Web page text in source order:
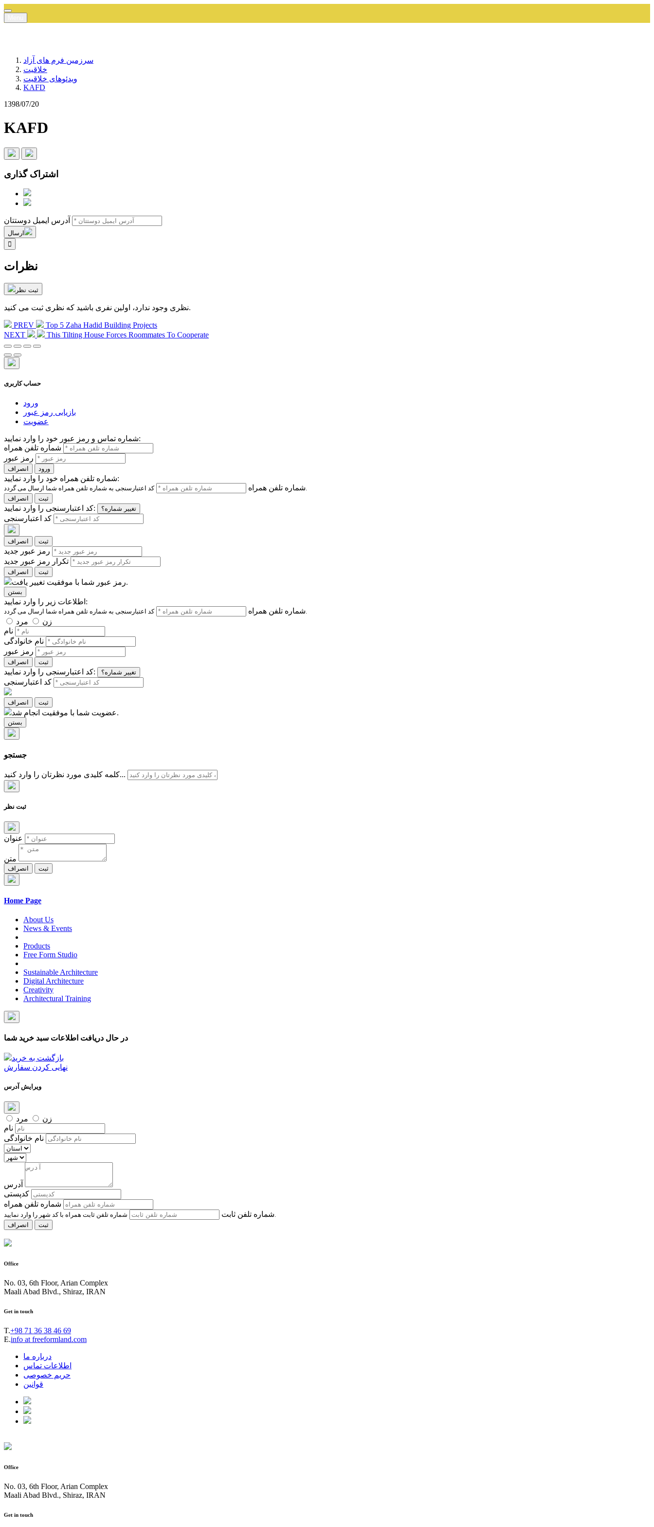
سرزمین فرم های آزاد
خلاقیت
ویدئوهای خلاقیت
KAFD
1398/07/20
KAFD
اشتراک گذاری
آدرس ایمیل دوستتان
ارسال

نظرات
ثبت نظر
نظری وجود ندارد، اولین نفری باشید که نظری ثبت می کنید.
PREV
Top 5 Zaha Hadid Building Projects
NEXT
This Tilting House Forces Roommates To Cooperate
حساب کاربری
ورود
بازیابی رمز عبور
عضویت
شماره تماس و رمز عبور خود را وارد نمایید:
شماره تلفن همراه
رمز عبور
انصراف ورود
شماره تلفن همراه خود را وارد نمایید:
شماره تلفن همراهکد اعتبارسنجی به شماره تلفن همراه شما ارسال می گردد.
انصراف
ثبت
کد اعتبارسنجی را وارد نمایید: تغییر شماره؟
کد اعتبارسنجی
انصراف ثبت
رمز عبور جدید
تکرار رمز عبور جدید
انصراف ثبت
رمز عبور شما با موفقیت تغییر یافت.
بستن
اطلاعات زیر را وارد نمایید:
شماره تلفن همراهکد اعتبارسنجی به شماره تلفن همراه شما ارسال می گردد.
زن
مرد
نام
نام خانوادگی
رمز عبور
انصراف ثبت
کد اعتبارسنجی را وارد نمایید: تغییر شماره؟
کد اعتبارسنجی
انصراف ثبت
عضویت شما با موفقیت انجام شد.
بستن
جستجو
کلمه کلیدی مورد نظرتان را وارد کنید...
ثبت نظر
عنوان
متن
انصراف ثبت
Home Page
About Us
News & Events
Products
Free Form Studio
Sustainable Architecture
Digital Architecture
Creativity
Architectural Training
در حال دریافت اطلاعات سبد خرید شما
بازگشت به خرید
نهایی کردن سفارش
ویرایش آدرس
زن
مرد
نام
نام خانوادگی
آدرس
کدپستی
شماره تلفن همراه
شماره تلفن ثابت
انصراف
ثبت
Office
No. 03, 6th Floor, Arian Complex
Maali Abad Blvd., Shiraz, IRAN
Get in touch
T.+98 71 36 38 46 69
E.info at freeformland.com
درباره ما
اطلاعات تماس
حریم خصوصی
قوانین
Office
No. 03, 6th Floor, Arian Complex
Maali Abad Blvd., Shiraz, IRAN
Get in touch